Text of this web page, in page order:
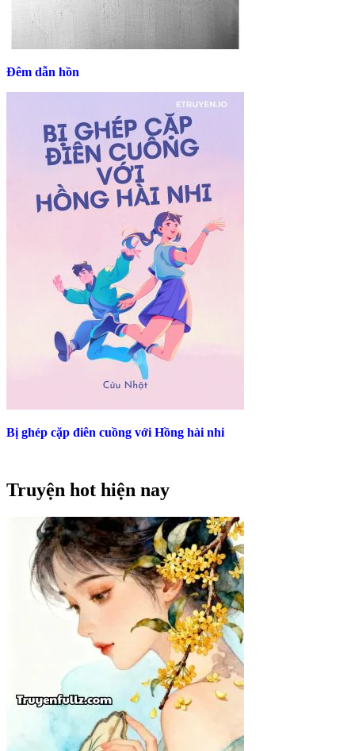
Đêm dẫn hồn
Bị ghép cặp điên cuồng với Hồng hài nhi
Truyện hot hiện nay